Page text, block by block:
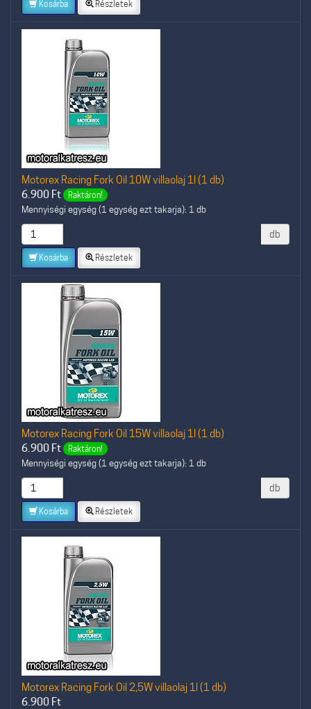
Kosárba Részletek
Motorex Racing Fork Oil 10W villaolaj 1l (1 db)
6.900 Ft Raktáron!
Mennyiségi egység (1 egység ezt takarja): 1 db
db
Kosárba Részletek
Motorex Racing Fork Oil 15W villaolaj 1l (1 db)
6.900 Ft Raktáron!
Mennyiségi egység (1 egység ezt takarja): 1 db
db
Kosárba Részletek
Motorex Racing Fork Oil 2,5W villaolaj 1l (1 db)
6.900 Ft